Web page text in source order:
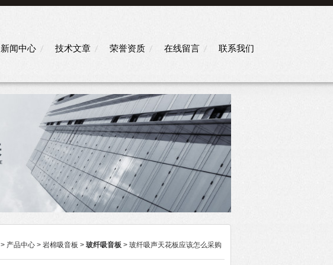
新闻中心 技术文章 荣誉资质 在线留言 联系我们
> 产品中心 > 岩棉吸音板 > 玻纤吸音板 > 玻纤吸声天花板应该怎么采购